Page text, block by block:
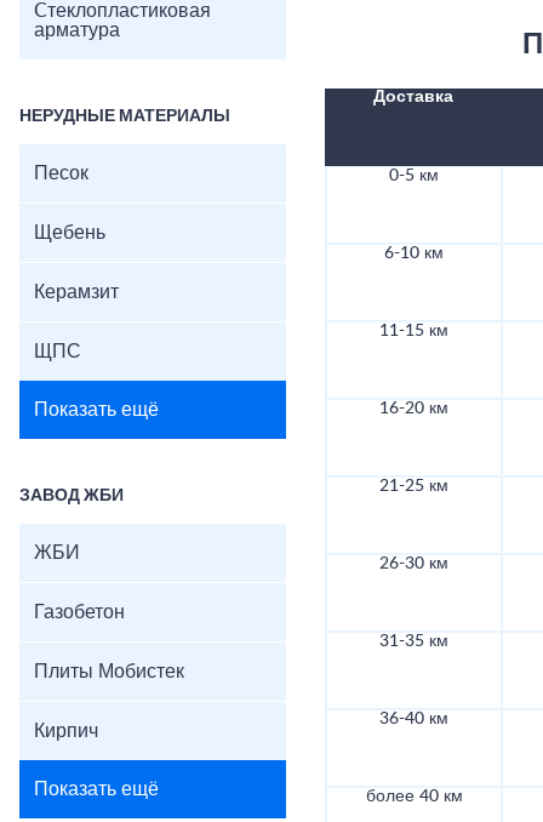
Cтеклопластиковая
арматура
НЕРУДНЫЕ МАТЕРИАЛЫ
Песок
Щебень
Керамзит
ЩПС
Показать ещё
ЗАВОД ЖБИ
ЖБИ
Газобетон
Плиты Мобистек
Кирпич
Показать ещё
Доставка
0-5 км
6-10 км
11-15 км
16-20 км
21-25 км
26-30 км
31-35 км
36-40 км
более 40 км